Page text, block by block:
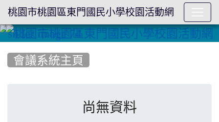
會議系統主頁
尚無資料
桃園市桃園區東門國民小學校園活動網